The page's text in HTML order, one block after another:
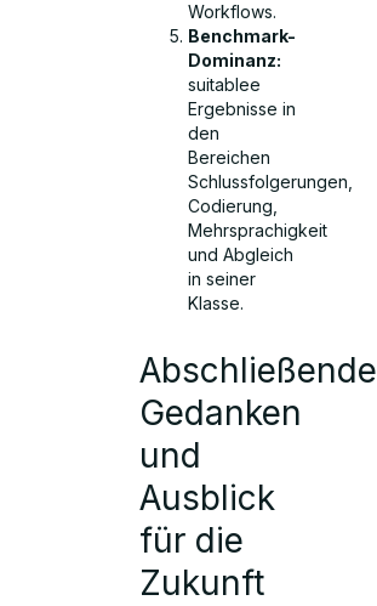
Workflows.
Benchmark-
Dominanz:
suitablee
Ergebnisse in
den
Bereichen
Schlussfolgerungen,
Codierung,
Mehrsprachigkeit
und Abgleich
in seiner
Klasse.
Abschließende
Gedanken
und
Ausblick
für die
Zukunft